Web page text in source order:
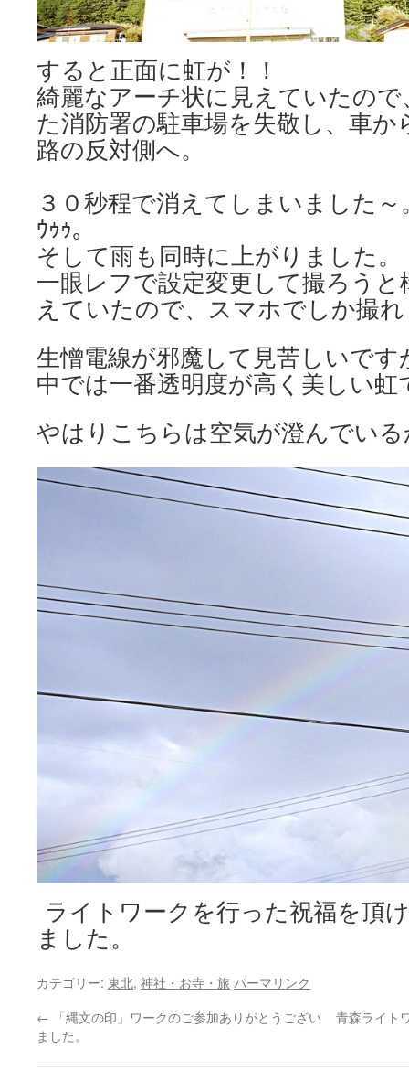
すると正面に虹が！！
綺麗なアーチ状に見えていたの
た消防署の駐車場を失敬し、車か
路の反対側へ。
３０秒程で消えてしまいました
ｳｩｩ。
そして雨も同時に上がりました。
一眼レフで設定変更して撮ろう
えていたので、スマホでしか撮
生憎電線が邪魔して見苦しいで
中では一番透明度が高く美しい虹
やはりこちらは空気が澄んでい
ライトワークを行った祝福を頂
ました。
カテゴリー: 東北, 神社・お寺・旅 パーマリンク
← 「縄文の印」ワークのご参加ありがとうござい
ました。
青森ライト